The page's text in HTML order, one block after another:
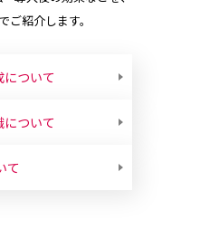
ご紹介します。
ついて
ついて
て